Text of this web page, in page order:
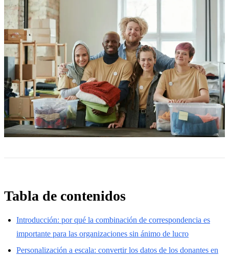
Tabla de contenidos
Introducción: por qué la combinación de correspondencia es
importante para las organizaciones sin ánimo de lucro
Personalización a escala: convertir los datos de los donantes en